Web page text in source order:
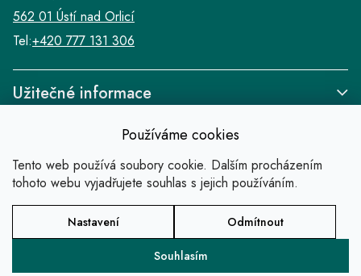
Používáme cookies
Tento web používá soubory cookie. Dalším procházením
tohoto webu vyjadřujete souhlas s jejich používáním.
Odmítnout
Souhlasím
Nastavení
Užitečné informace
562 01 Ústí nad Orlicí
Tel:+420 777 131 306
Copyright 2026SALABA zlatnické studio.
Všechna práva vyhrazena.